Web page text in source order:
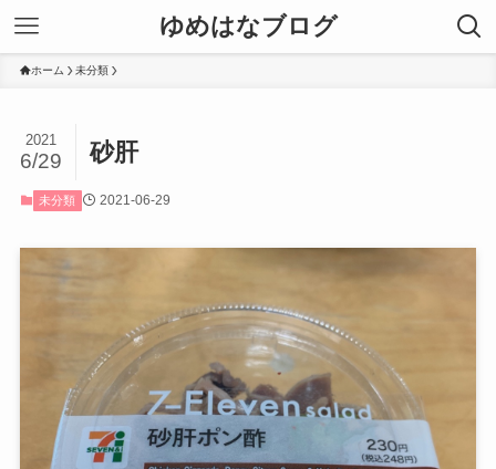
ゆめはなブログ
ホーム 未分類
砂肝
2021
6/29
未分類 2021-06-29